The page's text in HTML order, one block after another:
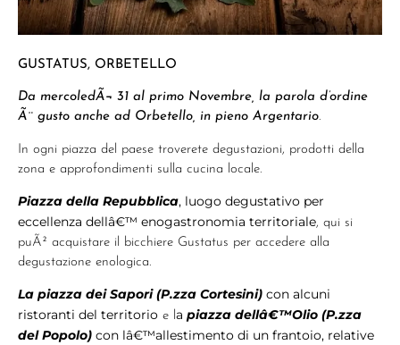
GUSTATUS, ORBETELLO
Da mercoledÃ¬ 31 al primo Novembre, la parola d’ordine
Ã¨ gusto anche ad Orbetello, in pieno Argentario.
In ogni piazza del paese troverete degustazioni, prodotti della
zona e approfondimenti sulla cucina locale.
Piazza della Repubblica, luogo degustativo per
eccellenza dellâ€™ enogastronomia territoriale, qui si
puÃ² acquistare il bicchiere Gustatus per accedere alla
degustazione enologica.
La piazza dei Sapori (P.zza Cortesini) con alcuni
ristoranti del territorio e la piazza dellâ€™Olio (P.zza
del Popolo) con lâ€™allestimento di un frantoio, relative